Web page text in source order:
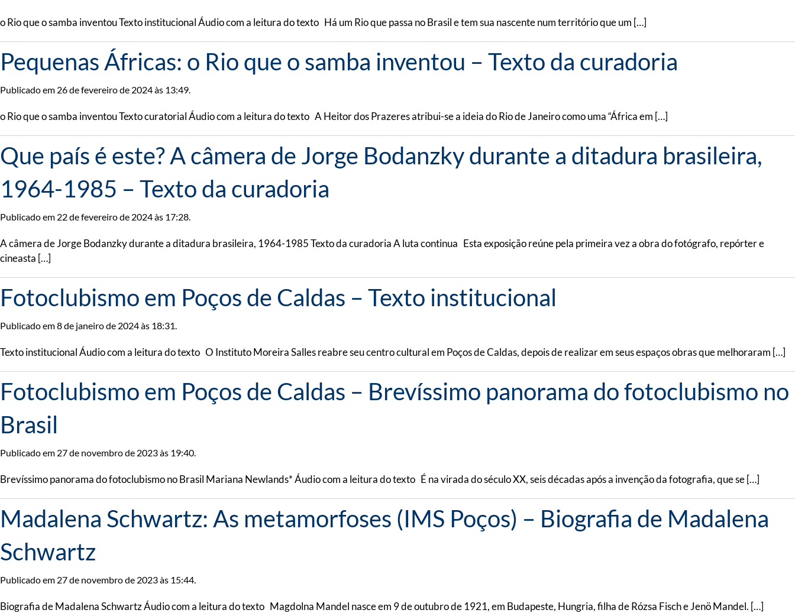
o Rio que o samba inventou Texto institucional Áudio com a leitura do texto Há um Rio que passa no Brasil e tem sua nascente num território que um […]
Pequenas Áfricas: o Rio que o samba inventou – Texto da curadoria
Publicado em 26 de fevereiro de 2024 às 13:49.
o Rio que o samba inventou Texto curatorial Áudio com a leitura do texto A Heitor dos Prazeres atribui-se a ideia do Rio de Janeiro como uma “África em […]
Que país é este? A câmera de Jorge Bodanzky durante a ditadura brasileira,
1964-1985 – Texto da curadoria
Publicado em 22 de fevereiro de 2024 às 17:28.
A câmera de Jorge Bodanzky durante a ditadura brasileira, 1964-1985 Texto da curadoria A luta continua Esta exposição reúne pela primeira vez a obra do fotógrafo, repórter e
cineasta […]
Fotoclubismo em Poços de Caldas – Texto institucional
Publicado em 8 de janeiro de 2024 às 18:31.
Texto institucional Áudio com a leitura do texto O Instituto Moreira Salles reabre seu centro cultural em Poços de Caldas, depois de realizar em seus espaços obras que melhoraram […]
Fotoclubismo em Poços de Caldas – ​​Brevíssimo panorama do fotoclubismo no
Brasil
Publicado em 27 de novembro de 2023 às 19:40.
​​Brevíssimo panorama do fotoclubismo no Brasil Mariana Newlands* Áudio com a leitura do texto É na virada do século XX, seis décadas após a invenção da fotografia, que se […]
Madalena Schwartz: As metamorfoses (IMS Poços) – Biografia de Madalena
Schwartz
Publicado em 27 de novembro de 2023 às 15:44.
Biografia de Madalena Schwartz Áudio com a leitura do texto Magdolna Mandel nasce em 9 de outubro de 1921, em Budapeste, Hungria, filha de Rózsa Fisch e Jenö Mandel. […]